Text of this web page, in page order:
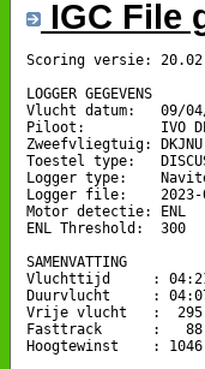
IGC File
Scoring versie: 20.02
LOGGER GEGEVENS
Vlucht datum:   09/
Piloot:         IVO DE
Zweefvliegtuig: DKJNU
Toestel type:
Logger type:
Logger file:    2023-
Motor detectie: ENL
ENL Threshold:  300
SAMENVATTING
Vluchttijd     :
Duurvlucht     :
Vrije vlucht   :
Fasttrack      :
Hoogtewinst    :